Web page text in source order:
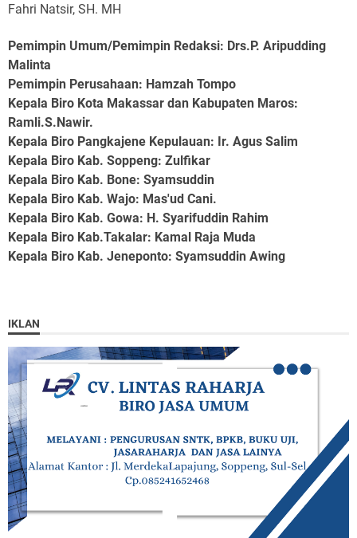
Fahri Natsir, SH. MH
Pemimpin Umum/Pemimpin Redaksi: Drs.P. Aripudding
Malinta
Pemimpin Perusahaan: Hamzah Tompo
Kepala Biro Kota Makassar dan Kabupaten Maros:
Ramli.S.Nawir.
Kepala Biro Pangkajene Kepulauan: Ir. Agus Salim
Kepala Biro Kab. Soppeng: Zulfikar
Kepala Biro Kab. Bone: Syamsuddin
Kepala Biro Kab. Wajo: Mas'ud Cani.
Kepala Biro Kab. Gowa: H. Syarifuddin Rahim
Kepala Biro Kab.Takalar: Kamal Raja Muda
Kepala Biro Kab. Jeneponto: Syamsuddin Awing
IKLAN